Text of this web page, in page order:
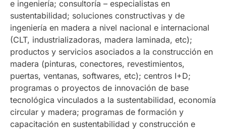
e ingeniería; consultoría – especialistas en
sustentabilidad; soluciones constructivas y de
ingeniería en madera a nivel nacional e internacional
(CLT, industrializadoras, madera laminada, etc);
productos y servicios asociados a la construcción en
madera (pinturas, conectores, revestimientos,
puertas, ventanas, softwares, etc); centros I+D;
programas o proyectos de innovación de base
tecnológica vinculados a la sustentabilidad, economía
circular y madera; programas de formación y
capacitación en sustentabilidad y construcción e